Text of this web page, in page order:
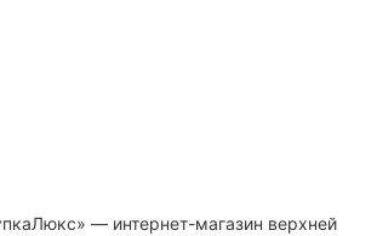
— интернет-магазин верхней